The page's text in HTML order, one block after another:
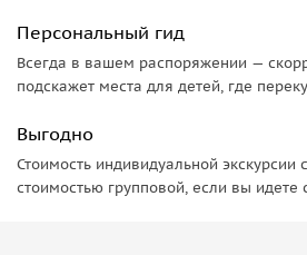
Персональный гид
Всегда в вашем распоряжении —
подскажет места для детей, где
Выгодно
Стоимость индивидуальной экскурсии
стоимостью групповой, если вы идете